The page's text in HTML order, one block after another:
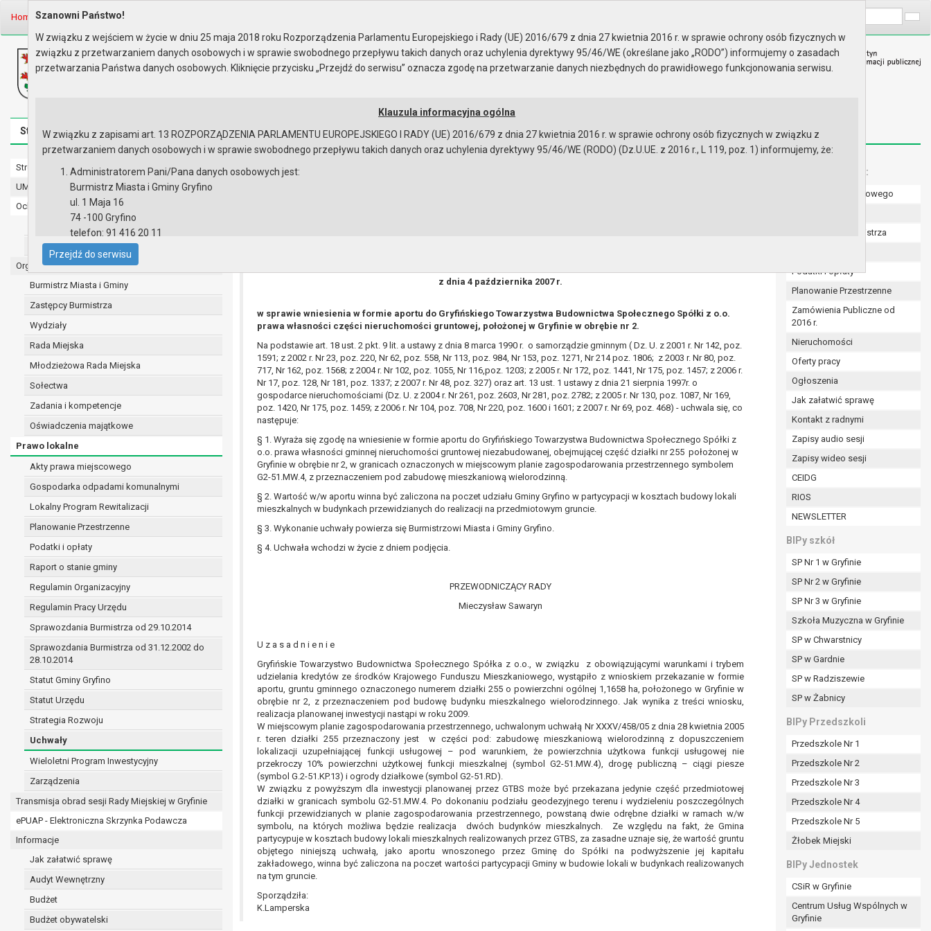
Home Prawo lokalne Uchwały
Biuletyn Informacji Publicznej
Urząd Miasta i Gminy w Gryfinie
Strona główna Mapa serwisu Aktualności Redakcja Instrukcja korzystania Dostępność
Strona główna
UMiG - telefony wewnętrzne
Ochrona danych osobowych
Urząd Miasta i Gminy w Gryfinie
Straż Miejska
Organy
Burmistrz Miasta i Gminy
Zastępcy Burmistrza
Wydziały
Rada Miejska
Młodzieżowa Rada Miejska
Sołectwa
Zadania i kompetencje
Oświadczenia majątkowe
Prawo lokalne
Akty prawa miejscowego
Gospodarka odpadami komunalnymi
Lokalny Program Rewitalizacji
Planowanie Przestrzenne
Podatki i opłaty
Raport o stanie gminy
Regulamin Organizacyjny
Regulamin Pracy Urzędu
Sprawozdania Burmistrza od 29.10.2014
Sprawozdania Burmistrza od 31.12.2002 do
28.10.2014
Statut Gminy Gryfino
Statut Urzędu
Strategia Rozwoju
Uchwały
Wieloletni Program Inwestycyjny
Zarządzenia
Transmisja obrad sesji Rady Miejskiej w Gryfinie
ePUAP - Elektroniczna Skrzynka Podawcza
Informacje
Jak załatwić sprawę
Audyt Wewnętrzny
Budżet
Budżet obywatelski
Sesja nr XIV
z dnia 4 października 2007 r.
w sprawie wniesienia w formie aportu do Gryfińskiego Towarzystwa Budownictwa Społecznego Spółki z o.o.
prawa własności części nieruchomości gruntowej, położonej w Gryfinie w obrębie nr 2.
Na podstawie art. 18 ust. 2 pkt. 9 lit. a ustawy z dnia 8 marca 1990 r. o samorządzie gminnym ( Dz. U. z 2001 r. Nr 142, poz.
1591; z 2002 r. Nr 23, poz. 220, Nr 62, poz. 558, Nr 113, poz. 984, Nr 153, poz. 1271, Nr 214 poz. 1806; z 2003 r. Nr 80, poz.
717, Nr 162, poz. 1568; z 2004 r. Nr 102, poz. 1055, Nr 116,poz. 1203; z 2005 r. Nr 172, poz. 1441, Nr 175, poz. 1457; z 2006 r.
Nr 17, poz. 128, Nr 181, poz. 1337; z 2007 r. Nr 48, poz. 327) oraz art. 13 ust. 1 ustawy z dnia 21 sierpnia 1997r. o
gospodarce nieruchomościami (Dz. U. z 2004 r. Nr 261, poz. 2603, Nr 281, poz. 2782; z 2005 r. Nr 130, poz. 1087, Nr 169,
poz. 1420, Nr 175, poz. 1459; z 2006 r. Nr 104, poz. 708, Nr 220, poz. 1600 i 1601; z 2007 r. Nr 69, poz. 468) - uchwala się, co
następuje:
§ 1. Wyraża się zgodę na wniesienie w formie aportu do Gryfińskiego Towarzystwa Budownictwa Społecznego Spółki z
o.o. prawa własności gminnej nieruchomości gruntowej niezabudowanej, obejmującej część działki nr 255 położonej w
Gryfinie w obrębie nr 2, w granicach oznaczonych w miejscowym planie zagospodarowania przestrzennego symbolem
G2-51.MW.4, z przeznaczeniem pod zabudowę mieszkaniową wielorodzinną.
§ 2. Wartość w/w aportu winna być zaliczona na poczet udziału Gminy Gryfino w partycypacji w kosztach budowy lokali
mieszkalnych w budynkach przewidzianych do realizacji na przedmiotowym gruncie.
§ 3. Wykonanie uchwały powierza się Burmistrzowi Miasta i Gminy Gryfino.
§ 4. Uchwała wchodzi w życie z dniem podjęcia.
PRZEWODNICZĄCY RADY
Mieczysław Sawaryn
U z a s a d n i e n i e
Gryfińskie Towarzystwo Budownictwa Społecznego Spółka z o.o., w związku z obowiązującymi warunkami i trybem
udzielania kredytów ze środków Krajowego Funduszu Mieszkaniowego, wystąpiło z wnioskiem przekazanie w formie
aportu, gruntu gminnego oznaczonego numerem działki 255 o powierzchni ogólnej 1,1658 ha, położonego w Gryfinie w
obrębie nr 2, z przeznaczeniem pod budowę budynku mieszkalnego wielorodzinnego. Jak wynika z treści wniosku,
realizacja planowanej inwestycji nastąpi w roku 2009.
W miejscowym planie zagospodarowania przestrzennego, uchwalonym uchwałą Nr XXXV/458/05 z dnia 28 kwietnia 2005
r. teren działki 255 przeznaczony jest w części pod: zabudowę mieszkaniową wielorodzinną z dopuszczeniem
lokalizacji uzupełniającej funkcji usługowej – pod warunkiem, że powierzchnia użytkowa funkcji usługowej nie
przekroczy 10% powierzchni użytkowej funkcji mieszkalnej (symbol G2-51.MW.4), drogę publiczną – ciągi piesze
(symbol G.2-51.KP.13) i ogrody działkowe (symbol G2-51.RD).
W związku z powyższym dla inwestycji planowanej przez GTBS może być przekazana jedynie część przedmiotowej
działki w granicach symbolu G2-51.MW.4. Po dokonaniu podziału geodezyjnego terenu i wydzieleniu poszczególnych
funkcji przewidzianych w planie zagospodarowania przestrzennego, powstaną dwie odrębne działki w ramach w/w
symbolu, na których możliwa będzie realizacja dwóch budynków mieszkalnych. Ze względu na fakt, że Gmina
partycypuje w kosztach budowy lokali mieszkalnych realizowanych przez GTBS, za zasadne uznaje się, że wartość gruntu
objętego niniejszą uchwałą, jako aportu wnoszonego przez Gminę do Spółki na podwyższenie jej kapitału
zakładowego, winna być zaliczona na poczet wartości partycypacji Gminy w budowie lokali w budynkach realizowanych
na tym gruncie.
Sporządziła:
K.Lamperska
Menu dodatkowe:
Numer konta bankowego
Zarządzenia Burmistrza
Podatki i opłaty
Planowanie Przestrzenne
Zamówienia Publiczne od
2016 r.
Nieruchomości
Oferty pracy
Ogłoszenia
Jak załatwić sprawę
Kontakt z radnymi
Zapisy audio sesji
Zapisy wideo sesji
CEIDG
RIOS
NEWSLETTER
BIPy szkół
SP Nr 1 w Gryfinie
SP Nr 2 w Gryfinie
SP Nr 3 w Gryfinie
Szkoła Muzyczna w Gryfinie
SP w Chwarstnicy
SP w Gardnie
SP w Radziszewie
SP w Żabnicy
BIPy Przedszkoli
Przedszkole Nr 1
Przedszkole Nr 2
Przedszkole Nr 3
Przedszkole Nr 4
Przedszkole Nr 5
Żłobek Miejski
BIPy Jednostek
CSiR w Gryfinie
Centrum Usług Wspólnych w
Gryfinie
Szanowni Państwo!
W związku z wejściem w życie w dniu 25 maja 2018 roku Rozporządzenia Parlamentu Europejskiego i Rady (UE) 2016/679 z dnia 27 kwietnia 2016 r. w sprawie ochrony osób fizycznych w
związku z przetwarzaniem danych osobowych i w sprawie swobodnego przepływu takich danych oraz uchylenia dyrektywy 95/46/WE (określane jako „RODO”) informujemy o zasadach
przetwarzania Państwa danych osobowych. Kliknięcie przycisku „Przejdź do serwisu” oznacza zgodę na przetwarzanie danych niezbędnych do prawidłowego funkcjonowania serwisu.
Klauzula informacyjna ogólna
W związku z zapisami art. 13 ROZPORZĄDZENIA PARLAMENTU EUROPEJSKIEGO I RADY (UE) 2016/679 z dnia 27 kwietnia 2016 r. w sprawie ochrony osób fizycznych w związku z
przetwarzaniem danych osobowych i w sprawie swobodnego przepływu takich danych oraz uchylenia dyrektywy 95/46/WE (RODO) (Dz.U.UE. z 2016 r., L 119, poz. 1) informujemy, że:
Administratorem Pani/Pana danych osobowych jest:
Burmistrz Miasta i Gminy Gryfino
ul. 1 Maja 16
74 -100 Gryfino
telefon: 91 416 20 11
e-mail:
burmistrz@gryfino.pl
Dane kontaktowe Inspektora Ochrony Danych:
e-mail:iod@gryfino.pl
Pani/Pana dane osobowe przetwarzane są zgodnie z obowiązującymi przepisami prawa w celu:
realizacji zadań wynikających z przepisów prawa, a w szczególności ustawy z dnia 8 marca 1990 r. o samorządzie gminnym (Dz.U. z 2017r., poz. 1875 ze zm.) oraz z
szeregu ustaw kompetencyjnych (merytorycznych), a także obowiązków i zadań zleconych przez instytucje nadrzędne wobec Gminy;
zawarcia i realizacji umów;
ochrony żywotnych interesów osoby, której dane dotyczą, lub innej osoby fizycznej;
wykonania zadania realizowanego w interesie publicznym lub w ramach sprawowania władzy publicznej powierzonej administratorowi;
w pozostałych przypadkach dane osobowe przetwarzane są wyłącznie na podstawie wcześniej udzielonej zgody w zakresie i celu określonym w treści zgody.
W związku z przetwarzaniem danych w celu wskazanym w pkt. 3, dane osobowe mogą być udostępniane innym upoważnionym odbiorcom lub kategoriom odbiorców danych
osobowych. Odbiorcami mogą być:
podmioty, które przetwarzają dane osobowe w imieniu administratora na podstawie zawartej z nim umowy powierzenia przetwarzania danych osobowych;
podmioty upoważnione do odbioru danych osobowych na podstawie odpowiednich przepisów prawa.
Pani/Pana dane osobowe będą przetwarzane przez okres niezbędny do realizacji celu dla jakiego zostały zebrane oraz zgodnie z terminami archiwizacji określonymi przez
przepisy prawa powszechnie obowiązującego.
W przypadku, gdy dane osobowe przetwarzane są na podstawie zgody osoby, której dane dotyczą przetwarzanie odbywa się do czasu wycofania tej zgody.
W przypadku, gdy dane osobowe przetwarzane są w celu zawarcia i realizacji umowy przetwarzanie odbywa się przez okres niezbędny do realizacji zawartej umowy, a po tym
czasie w zakresie wymaganym przez przepisy prawa lub dla zabezpieczenia ewentualnych roszczeń, a w przypadku wyrażenia zgody na przetwarzanie danych po zakończeniu i
rozliczeniu umowy, do czasu wycofania tej zgody.
Ponadto w przypadku umów o dofinansowanie dane osobowe od momentu pozyskania przechowywane są przez okres wynikający z umowy o dofinansowanie zawartej między
beneficjentem a określoną instytucją, trwałości danego projektu i konieczności zachowania dokumentacji projektu do celów kontrolnych.
W związku z przetwarzaniem przez administratora danych osobowych przysługuje Pani/Panu:
prawo dostępu do treści danych oraz otrzymywania ich kopii na podstawie art. 15 RODO;
prawo do żądania sprostowania danych na podstawie art. 16 RODO,
w przypadku gdy:
dane są nieprawidłowe lub niekompletne;
prawo do żądania usunięcia danych osobowych (tzw. prawo do bycia zapomnianym) na podstawie art. 17 RODO, w przypadku gdy:
dane nie są już niezbędne do celów, dla których były zebrane lub w inny sposób przetwarzane,
osoba, której dane dotyczą, wniosła sprzeciw wobec przetwarzania danych osobowych,
osoba, której dane dotyczą wycofała zgodę na przetwarzanie danych osobowych, która jest podstawą przetwarzania danych i nie ma innej podstawy prawnej
dane osobowe przetwarzane są niezgodnie z prawem,
dane osobowe muszą być usunięte w celu wywiązania się z obowiązku wynikającego z przepisów prawa;
prawo do żądania ograniczenia przetwarzania danych osobowych na podstawie art. 18 RODO, w przypadku gdy:
osoba, której dane dotyczą kwestionuje prawidłowość danych osobowych – na okres pozwalający administratorowi sprawdzić prawidłowość tych danych,
przetwarzanie danych jest niezgodne z prawem, a osoba, której dane dotyczą, sprzeciwia się usunięciu danych, żądając w zamian ich ograniczenia,
administrator nie potrzebuje już danych dla swoich celów, ale osoba, której dane dotyczą, potrzebuje ich do ustalenia, obrony lub dochodzenia roszczeń,
osoba, której dane dotyczą, wniosła sprzeciw wobec przetwarzania danych - do czasu ustalenia czy prawnie uzasadnione podstawy po stronie administratora są
nadrzędne wobec podstawy sprzeciwu;
prawo do przenoszenia danych na podstawie art. 20 RODO, w przypadku gdy łącznie spełnione są następujące przesłanki:
przetwarzanie danych odbywa się na podstawie umowy zawartej z osobą, której dane dotyczą lub na podstawie zgody wyrażonej przez tą osobę,
przetwarzanie odbywa się w sposób zautomatyzowany;
prawo sprzeciwu wobec przetwarzania danych na podstawie art. 21 RODO, wobec przetwarzania danych osobowych, którego podstawą prawną jest:
Przejdź do serwisu